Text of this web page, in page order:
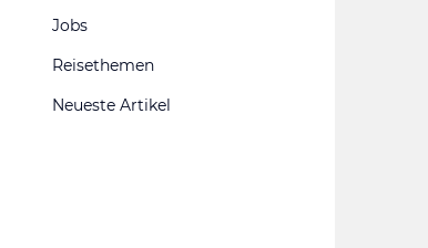
Jobs
Reisethemen
Neueste Artikel